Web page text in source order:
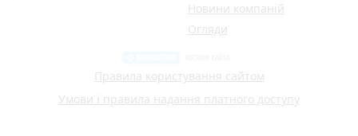
Новини компаній
Огляди
Правила користування сайтом
Умови і правила надання платного доступу